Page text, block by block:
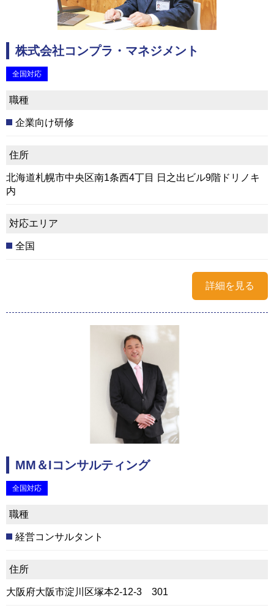
株式会社コンプラ・マネジメント
全国対応
職種
企業向け研修
住所
北海道札幌市中央区南1条西4丁目 日之出ビル9階ドリノキ
内
対応エリア
全国
詳細を見る
MM＆Iコンサルティング
全国対応
職種
経営コンサルタント
住所
大阪府大阪市淀川区塚本2‐12‐3 301